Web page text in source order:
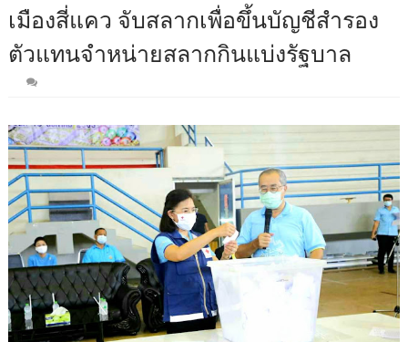
เมืองสี่แคว จับสลากเพื่อขึ้นบัญชีสำรอง
ตัวแทนจำหน่ายสลากกินแบ่งรัฐบาล